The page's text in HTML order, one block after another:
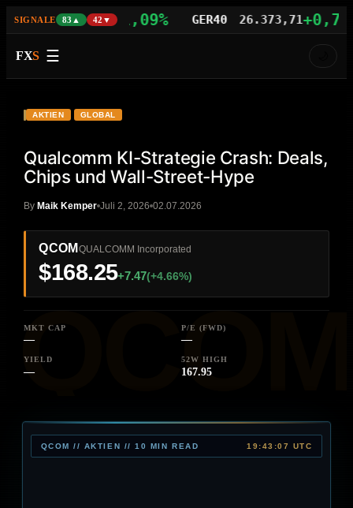
SIGNALE 83▲ 42▼
29.742,21+1,09% GER40 26.373,71+0,77%
FXS ☰
QCOM
AKTIEN GLOBAL
Qualcomm KI-Strategie Crash: Deals,
Chips und Wall-Street-Hype
ByMaik Kemper Juli 2, 2026 02.07.2026
QCOM QUALCOMM Incorporated
$168.25+7.47(+4.66%)
MKT CAP
—
P/E (FWD)
—
YIELD
—
52W HIGH
167.95
QCOM // AKTIEN // 10 MIN READ 19:43:07 UTC